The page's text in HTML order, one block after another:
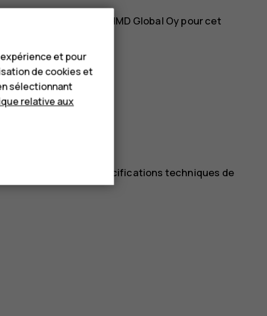
agréés par HMD Global Oy pour cet
indice IP dans les spécifications techniques de
et pour
de cookies et
sélectionnant
relative aux